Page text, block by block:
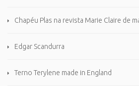
Chapéu Plas na revista Marie Claire de
Edgar Scandurra
Terno Terylene made in England